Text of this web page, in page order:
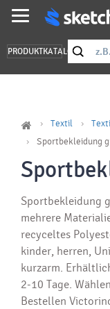
PRODUKTKATALOG
Textil
Sportbekleidung
Sportbekleidung
mehrere
recyceltes
kinder, herren,
kurzarm.
2-10 Tage.
Bestellen